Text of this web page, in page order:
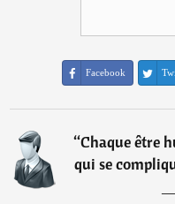
Facebook
“Chaque être
qui se